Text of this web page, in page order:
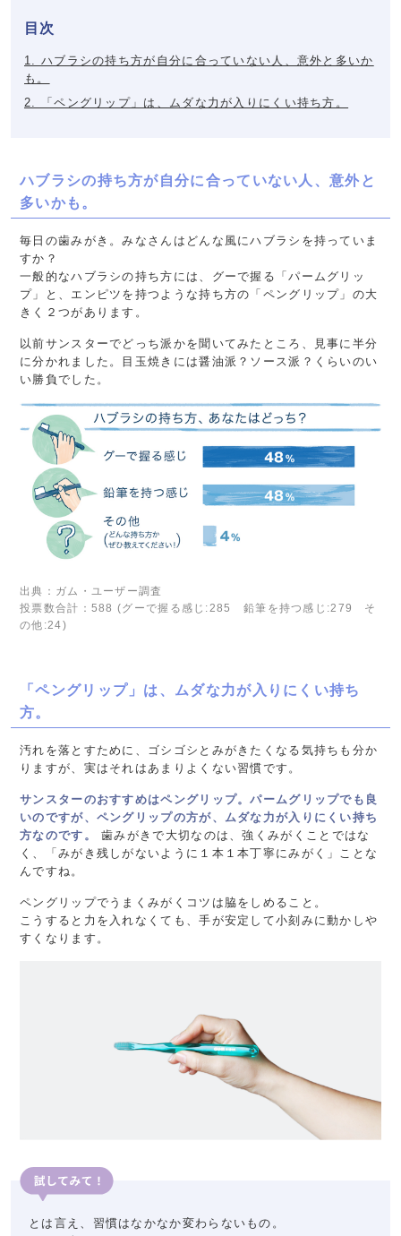
目次
1. ハブラシの持ち方が自分に合っていない人、意外と多いか
も。
2. 「ペングリップ」は、ムダな力が入りにくい持ち方。
ハブラシの持ち方が自分に合っていない人、意外と
多いかも。
毎日の歯みがき。みなさんはどんな風にハブラシを持っていま
すか？
一般的なハブラシの持ち方には、グーで握る「パームグリッ
プ」と、エンピツを持つような持ち方の「ペングリップ」の大
きく２つがあります。
以前サンスターでどっち派かを聞いてみたところ、見事に半分
に分かれました。目玉焼きには醤油派？ソース派？くらいのい
い勝負でした。
出典：ガム・ユーザー調査
投票数合計：588 (グーで握る感じ:285 鉛筆を持つ感じ:279 そ
の他:24)
「ペングリップ」は、ムダな力が入りにくい持ち
方。
汚れを落とすために、ゴシゴシとみがきたくなる気持ちも分か
りますが、実はそれはあまりよくない習慣です。
サンスターのおすすめはペングリップ。パームグリップでも良
いのですが、ペングリップの方が、ムダな力が入りにくい持ち
方なのです。
歯みがきで大切なのは、強くみがくことではな
く、「みがき残しがないように１本１本丁寧にみがく」ことな
んですね。
ペングリップでうまくみがくコツは脇をしめること。
こうすると力を入れなくても、手が安定して小刻みに動かしや
すくなります。
とは言え、習慣はなかなか変わらないもの。